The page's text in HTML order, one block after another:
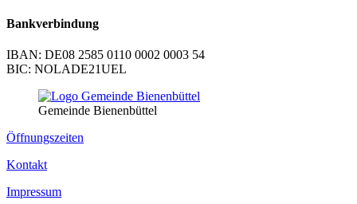
Bankverbindung
IBAN: DE08 2585 0110 0002 0003 54
BIC: NOLADE21UEL
Gemeinde Bienenbüttel
Öffnungszeiten
Kontakt
Impressum